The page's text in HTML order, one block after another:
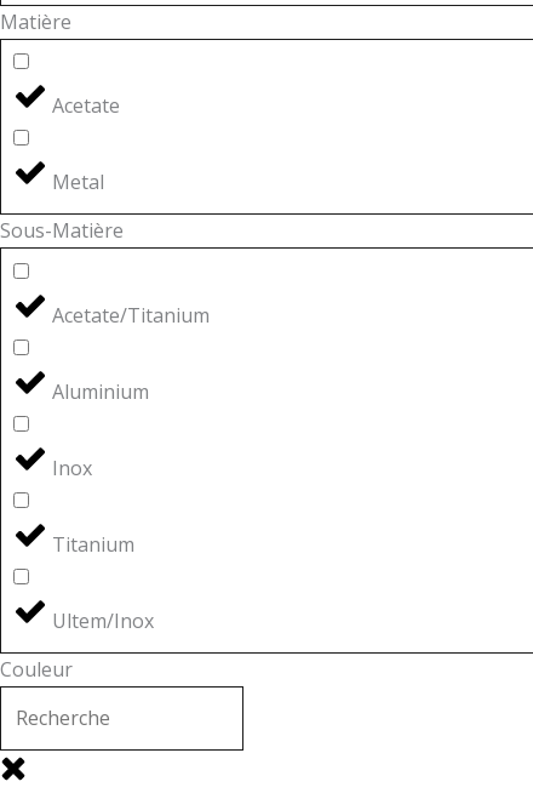
Matière
Acetate
Metal
Sous-Matière
Acetate/Titanium
Aluminium
Inox
Titanium
Ultem/Inox
Couleur